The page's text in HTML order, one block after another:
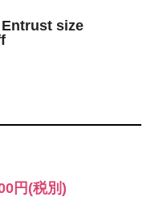
Entrust size
円(税別)